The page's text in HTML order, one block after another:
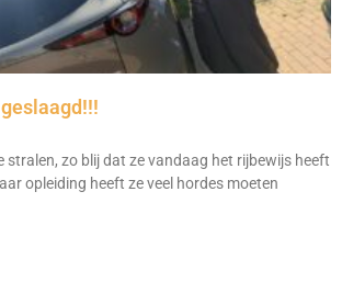
stralen, zo blij dat ze vandaag het rijbewijs heeft
opleiding heeft ze veel hordes moeten